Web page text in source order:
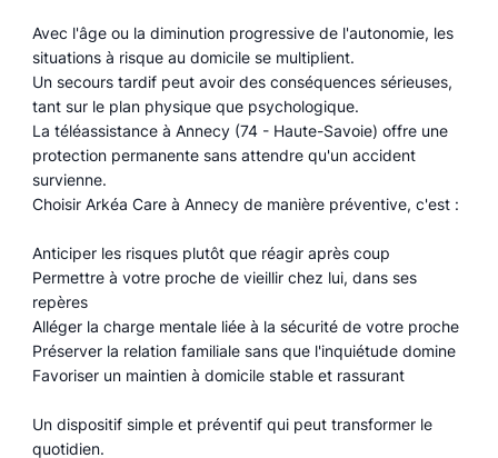
Avec l'âge ou la diminution progressive de l'autonomie, les
situations à risque au domicile se multiplient.
Un secours tardif peut avoir des conséquences sérieuses,
tant sur le plan physique que psychologique.
La téléassistance à Annecy (74 - Haute-Savoie) offre une
protection permanente sans attendre qu'un accident
survienne.
Choisir Arkéa Care à Annecy de manière préventive, c'est :
Anticiper les risques plutôt que réagir après coup
Permettre à votre proche de vieillir chez lui, dans ses
repères
Alléger la charge mentale liée à la sécurité de votre proche
Préserver la relation familiale sans que l'inquiétude domine
Favoriser un maintien à domicile stable et rassurant
Un dispositif simple et préventif qui peut transformer le
quotidien.